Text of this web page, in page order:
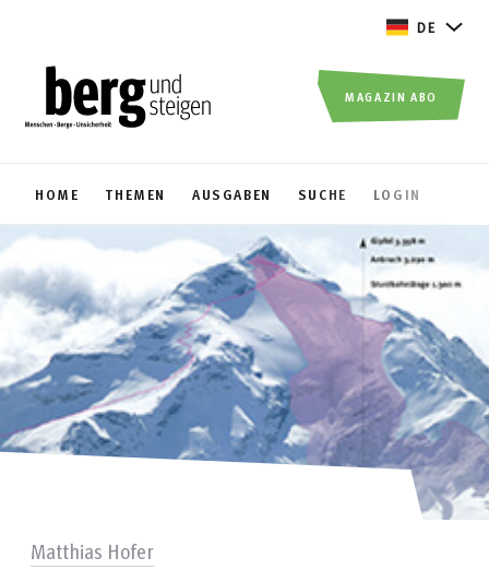
DE
HOME THEMEN AUSGABEN SUCHE LOGIN
MAGAZIN ABO
Matthias Hofer